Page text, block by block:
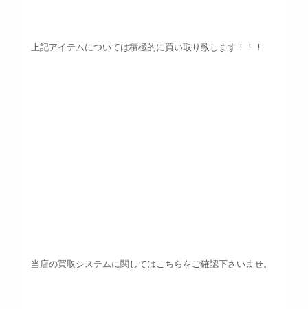
上記アイテムについては積極的に買い取り致します！！！
当店の買取システムに関してはこちらをご確認下さいませ。